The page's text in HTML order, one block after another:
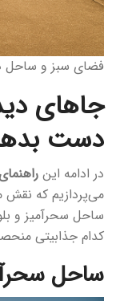
فضای سبز و ساحل
جاهای
دست
در ادامه این
می‌پردازیم که نقش
ساحل سحرآمیز و
کدام جذابیتی
ساحل